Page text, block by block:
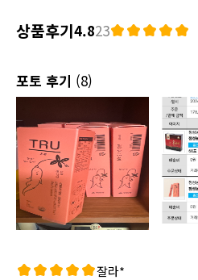
상품후기4.823
포토 후기 (8)
잘라*